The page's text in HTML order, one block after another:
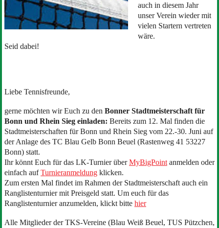
auch in diesem Jahr
unser Verein wieder mit
vielen Startern vertreten
wäre.
Seid dabei!
Liebe Tennisfreunde,
gerne möchten wir Euch zu den Bonner Stadtmeisterschaft für
Bonn und Rhein Sieg einladen: Bereits zum 12. Mal finden die
Stadtmeisterschaften für Bonn und Rhein Sieg vom 22.-30. Juni auf
der Anlage des TC Blau Gelb Bonn Beuel (Rastenweg 41 53227
Bonn) statt.
Ihr könnt Euch für das LK-Turnier über MyBigPoint anmelden oder
einfach auf Turnieranmeldung klicken.
Zum ersten Mal findet im Rahmen der Stadtmeisterschaft auch ein
Ranglistenturnier mit Preisgeld statt. Um euch für das
Ranglistenturnier anzumelden, klickt bitte hier
Alle Mitglieder der TKS-Vereine (Blau Weiß Beuel, TUS Pützchen,